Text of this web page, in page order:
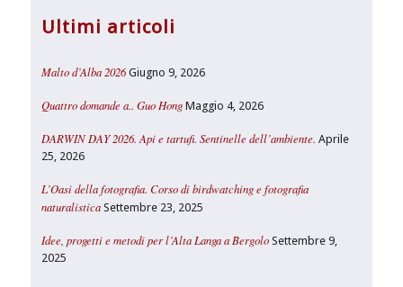
Ultimi articoli
Malto d’Alba 2026 Giugno 9, 2026
Quattro domande a.. Guo Hong Maggio 4, 2026
DARWIN DAY 2026. Api e tartufi. Sentinelle dell’ambiente. Aprile
25, 2026
L’Oasi della fotografia. Corso di birdwatching e fotografia
naturalistica Settembre 23, 2025
Idee, progetti e metodi per l’Alta Langa a Bergolo Settembre 9,
2025